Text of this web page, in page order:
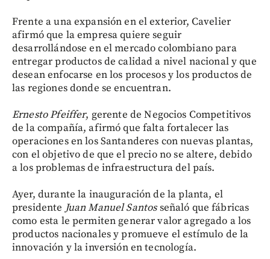
Frente a una expansión en el exterior, Cavelier
afirmó que la empresa quiere seguir
desarrollándose en el mercado colombiano para
entregar productos de calidad a nivel nacional y que
desean enfocarse en los procesos y los productos de
las regiones donde se encuentran.
Ernesto Pfeiffer, gerente de Negocios Competitivos
de la compañía, afirmó que falta fortalecer las
operaciones en los Santanderes con nuevas plantas,
con el objetivo de que el precio no se altere, debido
a los problemas de infraestructura del país.
Ayer, durante la inauguración de la planta, el
presidente Juan Manuel Santosseñaló que fábricas
como esta le permiten generar valor agregado a los
productos nacionales y promueve el estímulo de la
innovación y la inversión en tecnología.